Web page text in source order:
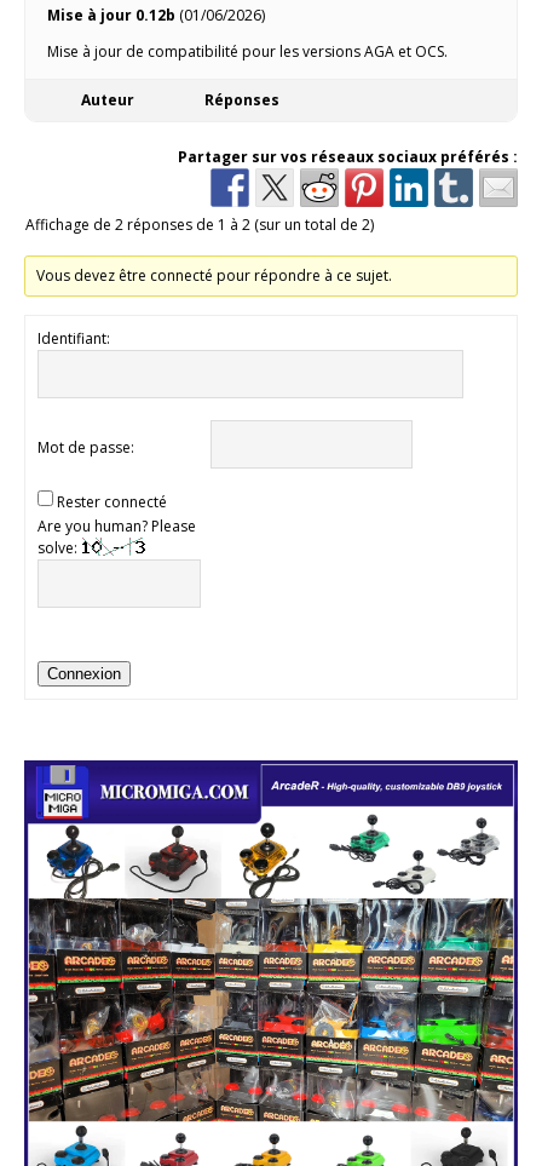
Mise à jour 0.12b (01/06/2026)
Mise à jour de compatibilité pour les versions AGA et OCS.
Auteur Réponses
Partager sur vos réseaux sociaux préférés :
Affichage de 2 réponses de 1 à 2 (sur un total de 2)
Vous devez être connecté pour répondre à ce sujet.
Identifiant:
Mot de passe:
Rester connecté
Are you human? Please
solve:
Connexion